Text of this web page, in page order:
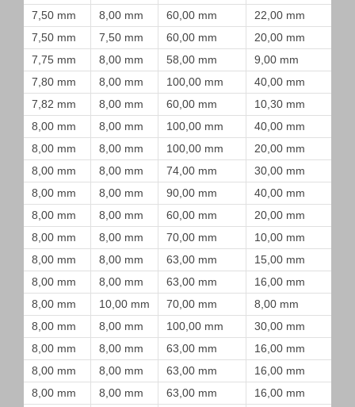
7,50 mm
8,00 mm 60,00 mm
22,00 mm
7,50 mm
7,50 mm 60,00 mm
20,00 mm
7,75 mm
8,00 mm 58,00 mm
9,00 mm
7,80 mm
8,00 mm 100,00 mm
40,00 mm
7,82 mm
8,00 mm 60,00 mm
10,30 mm
8,00 mm
8,00 mm 100,00 mm
40,00 mm
8,00 mm
8,00 mm 100,00 mm
20,00 mm
8,00 mm
8,00 mm 74,00 mm
30,00 mm
8,00 mm
8,00 mm 90,00 mm
40,00 mm
8,00 mm
8,00 mm 60,00 mm
20,00 mm
8,00 mm
8,00 mm 70,00 mm
10,00 mm
8,00 mm
8,00 mm 63,00 mm
15,00 mm
8,00 mm
8,00 mm 63,00 mm
16,00 mm
8,00 mm
10,00 mm 70,00 mm
8,00 mm
8,00 mm
8,00 mm 100,00 mm
30,00 mm
8,00 mm
8,00 mm 63,00 mm
16,00 mm
8,00 mm
8,00 mm 63,00 mm
16,00 mm
8,00 mm
8,00 mm 63,00 mm
16,00 mm